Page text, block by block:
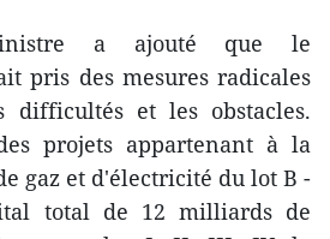
a ajouté que le
pris des mesures radicales
et les obstacles.
projets appartenant à la
gaz et d'électricité du lot B -
total de 12 milliards de